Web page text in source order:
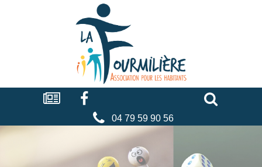
La
fourmilière
Actualités Facebook
04 79 59 90 56
Cookies management panel